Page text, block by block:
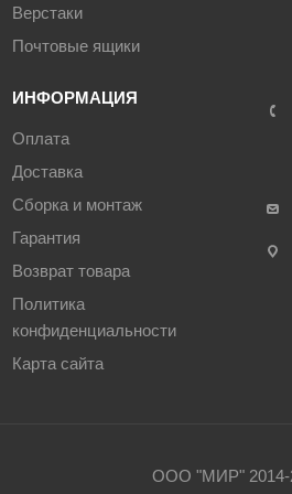
Верстаки
Почтовые ящики
ИНФОРМАЦИЯ
Оплата
Доставка
Сборка и монтаж
Гарантия
Возврат товара
Политика
конфиденциальности
Карта сайта
ООО "МИР" 2014-